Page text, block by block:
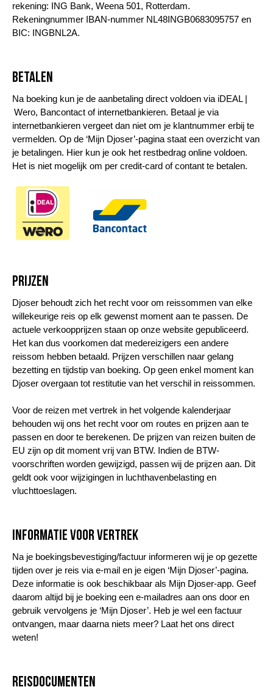
rekening: ING Bank, Weena 501, Rotterdam.
Rekeningnummer IBAN-nummer NL48INGB0683095757 en
BIC: INGBNL2A.
Betalen
Na boeking kun je de aanbetaling direct voldoen via iDEAL |
Wero, Bancontact of internetbankieren. Betaal je via
internetbankieren vergeet dan niet om je klantnummer erbij te
vermelden. Op de ‘Mijn Djoser’-pagina staat een overzicht van
je betalingen. Hier kun je ook het restbedrag online voldoen.
Het is niet mogelijk om per credit-card of contant te betalen.
Prijzen
Djoser behoudt zich het recht voor om reissommen van elke
willekeurige reis op elk gewenst moment aan te passen. De
actuele verkoopprijzen staan op onze website gepubliceerd.
Het kan dus voorkomen dat medereizigers een andere
reissom hebben betaald. Prijzen verschillen naar gelang
bezetting en tijdstip van boeking. Op geen enkel moment kan
Djoser overgaan tot restitutie van het verschil in reissommen.
Voor de reizen met vertrek in het volgende kalenderjaar
behouden wij ons het recht voor om routes en prijzen aan te
passen en door te berekenen. De prijzen van reizen buiten de
EU zijn op dit moment vrij van BTW. Indien de BTW-
voorschriften worden gewijzigd, passen wij de prijzen aan. Dit
geldt ook voor wijzigingen in luchthavenbelasting en
vluchttoeslagen.
Informatie voor vertrek
Na je boekingsbevestiging/factuur informeren wij je op gezette
tijden over je reis via e-mail en je eigen ‘Mijn Djoser’-pagina.
Deze informatie is ook beschikbaar als Mijn Djoser-app. Geef
daarom altijd bij je boeking een e-mailadres aan ons door en
gebruik vervolgens je ‘Mijn Djoser’. Heb je wel een factuur
ontvangen, maar daarna niets meer? Laat het ons direct
weten!
Reisdocumenten